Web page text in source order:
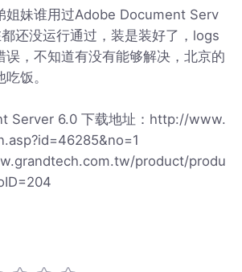
姐妹谁用过Adobe Document Serv
还没运行通过，装是装好了，logs
误，不知道有没有能够解决，北京的
饭。
Server 6.0 下载地址：http://www.
product/produ